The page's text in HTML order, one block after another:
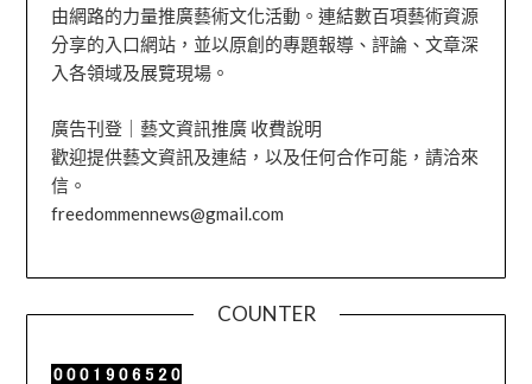
由網路的力量推廣藝術文化活動。連結數百項藝術資源
分享的入口網站，並以原創的專題報導、評論、文章深
入各領域及展覽現場。
廣告刊登｜藝文資訊推廣 收費說明
歡迎提供藝文資訊及連結，以及任何合作可能，請洽來
信。
freedommennews@gmail.com
COUNTER